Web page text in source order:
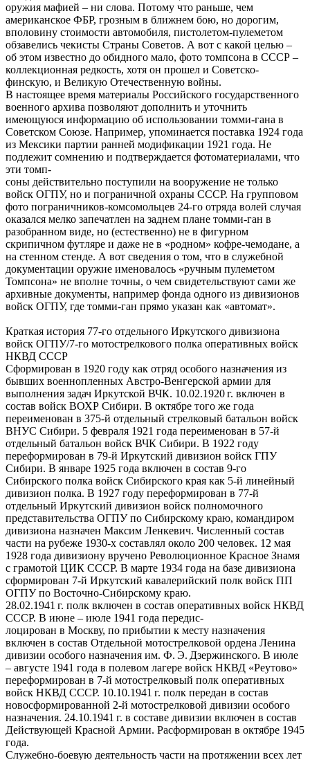
оружия мафией – ни слова. Потому что раньше, чем
американское ФБР, грозным в ближнем бою, но дорогим,
вполовину стоимости автомобиля, пистолетом-пулеметом
обзавелись чекисты Страны Советов. А вот с какой целью –
об этом известно до обидного мало, фото томпсона в СССР –
коллекционная редкость, хотя он прошел и Советско-
финскую, и Великую Отечественную войны.
В настоящее время материалы Российского государственного
военного архива позволяют дополнить и уточнить
имеющуюся информацию об использовании томми-гана в
Советском Союзе. Например, упоминается поставка 1924 года
из Мексики партии ранней модификации 1921 года. Не
подлежит сомнению и подтверждается фотоматериалами, что
эти томп-
соны действительно поступили на вооружение не только
войск ОГПУ, но и пограничной охраны СССР. На групповом
фото пограничников-комсомольцев 24-го отряда волей случая
оказался мелко запечатлен на заднем плане томми-ган в
разобранном виде, но (естественно) не в фигурном
скрипичном футляре и даже не в «родном» кофре-чемодане, а
на стенном стенде. А вот сведения о том, что в служебной
документации оружие именовалось «ручным пулеметом
Томпсона» не вполне точны, о чем свидетельствуют сами же
архивные документы, например фонда одного из дивизионов
войск ОГПУ, где томми-ган прямо указан как «автомат».
Краткая история 77-го отдельного Иркутского дивизиона
войск ОГПУ/7-го мотострелкового полка оперативных войск
НКВД СССР
Сформирован в 1920 году как отряд особого назначения из
бывших военнопленных Австро-Венгерской армии для
выполнения задач Иркутской ВЧК. 10.02.1920 г. включен в
состав войск ВОХР Сибири. В октябре того же года
переименован в 375-й отдельный стрелковый батальон войск
ВНУС Сибири. 5 февраля 1921 года переименован в 57-й
отдельный батальон войск ВЧК Сибири. В 1922 году
переформирован в 79-й Иркутский дивизион войск ГПУ
Сибири. В январе 1925 года включен в состав 9-го
Сибирского полка войск Сибирского края как 5-й линейный
дивизион полка. В 1927 году переформирован в 77-й
отдельный Иркутский дивизион войск полномочного
представительства ОГПУ по Сибирскому краю, командиром
дивизиона назначен Максим Ленкевич. Численный состав
части на рубеже 1930-х составлял около 200 человек. 12 мая
1928 года дивизиону вручено Революционное Красное Знамя
с грамотой ЦИК СССР. В марте 1934 года на базе дивизиона
сформирован 7-й Иркутский кавалерийский полк войск ПП
ОГПУ по Восточно-Сибирскому краю.
28.02.1941 г. полк включен в состав оперативных войск НКВД
СССР. В июне – июле 1941 года передис-
лоцирован в Москву, по прибытии к месту назначения
включен в состав Отдельной мотострелковой ордена Ленина
дивизии особого назначения им. Ф. Э. Дзержинского. В июле
– августе 1941 года в полевом лагере войск НКВД «Реутово»
переформирован в 7-й мотострелковый полк оперативных
войск НКВД СССР. 10.10.1941 г. полк передан в состав
новосформированной 2-й мотострелковой дивизии особого
назначения. 24.10.1941 г. в составе дивизии включен в состав
Действующей Красной Армии. Расформирован в октябре 1945
года.
Служебно-боевую деятельность части на протяжении всех лет